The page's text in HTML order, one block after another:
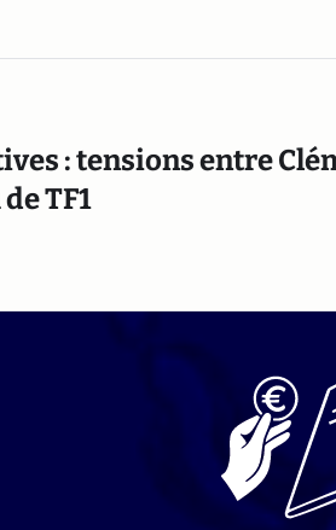
: tensions entre
TF1